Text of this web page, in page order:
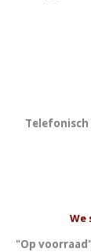
Telefonisch
We
"Op